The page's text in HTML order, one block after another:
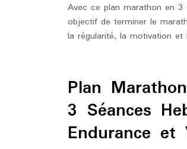
Avec ce plan marathon en 3
objectif de terminer le
la régularité, la motivation et
Plan
3 Séances
Endurance et